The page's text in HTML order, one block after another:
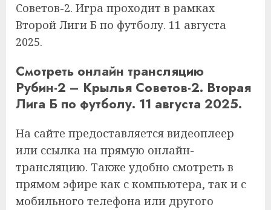
Советов-2. Игра проходит в рамках
Второй Лиги Б по футболу. 11 августа
2025.
Смотреть онлайн трансляцию
Рубин-2 – Крылья Советов-2. Вторая
Лига Б по футболу. 11 августа 2025.
На сайте предоставляется видеоплеер
или ссылка на прямую онлайн-
трансляцию. Также удобно смотреть в
прямом эфире как с компьютера, так и с
мобильного телефона или другого